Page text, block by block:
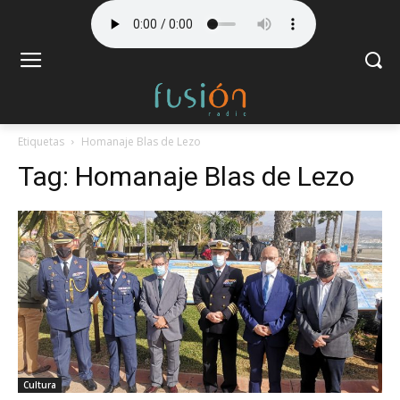
Etiquetas Homanaje Blas de Lezo
Tag: Homanaje Blas de Lezo
Cultura